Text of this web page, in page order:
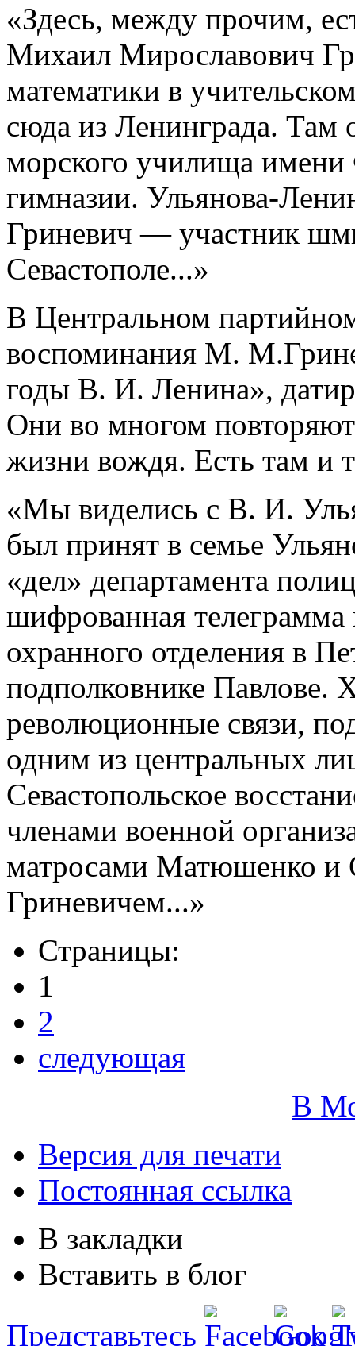
«Здесь, между прочим,
Михаил Мирославович
математики в
сюда из Ленинграда.
морского училища
гимназии. Ульянова-
Гриневич — участник
Севастополе...»
В Центральном
воспоминания М.
годы В. И. Ленина»,
Они во многом
жизни вождя. Есть там и
«Мы виделись с В. И.
был принят в семье
«дел» департамента
шифрованная
охранного отделения в
подполковнике Павлове.
революционные связи,
одним из центральных
Севастопольское
членами военной
матросами Матюшенко и
Гриневичем...»
Страницы:
1
2
следующая
В
Версия для печати
Постоянная ссылка
В закладки
Вставить в блог
Представьтесь